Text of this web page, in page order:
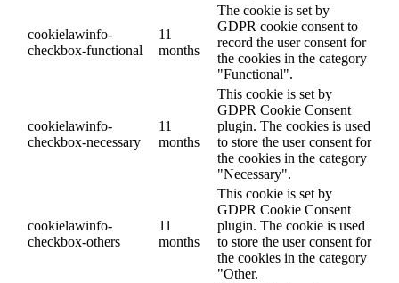
cookielawinfo-
checkbox-functional
11
months
The cookie is set by
GDPR cookie consent to
record the user consent for
the cookies in the category
"Functional".
cookielawinfo-
checkbox-necessary
11
months
This cookie is set by
GDPR Cookie Consent
plugin. The cookies is used
to store the user consent for
the cookies in the category
"Necessary".
cookielawinfo-
checkbox-others
11
months
This cookie is set by
GDPR Cookie Consent
plugin. The cookie is used
to store the user consent for
the cookies in the category
"Other.